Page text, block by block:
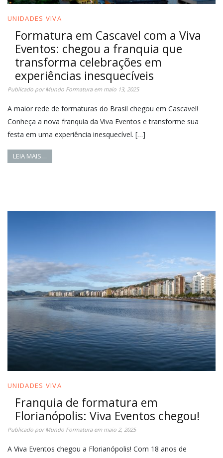
UNIDADES VIVA
Formatura em Cascavel com a Viva
Eventos: chegou a franquia que
transforma celebrações em
experiências inesquecíveis
Publicado porMundo Formaturaem maio 13, 2025
A maior rede de formaturas do Brasil chegou em Cascavel!
Conheça a nova franquia da Viva Eventos e transforme sua
festa em uma experiência inesquecível. […]
LEIA MAIS…
UNIDADES VIVA
Franquia de formatura em
Florianópolis: Viva Eventos chegou!
Publicado porMundo Formaturaem maio 2, 2025
A Viva Eventos chegou a Florianópolis! Com 18 anos de